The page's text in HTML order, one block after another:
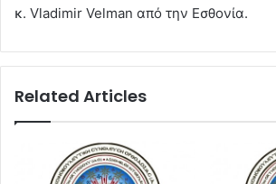
κ. Vladimir Velman από την Εσθονία.
Related Articles